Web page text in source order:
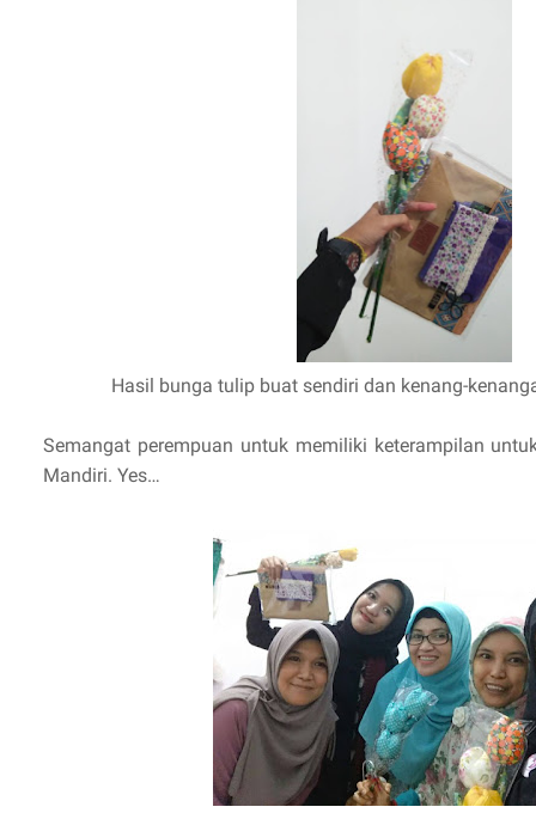
Hasil bunga tulip buat sendiri dan kenang-
Semangat perempuan untuk memiliki keterampilan
Mandiri. Yes…